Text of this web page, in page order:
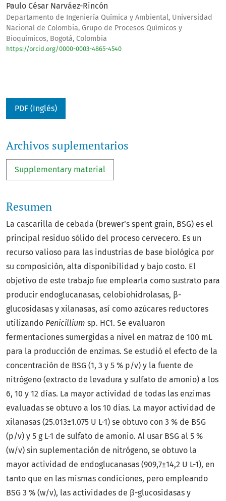
Paulo César Narváez-Rincón
Departamento de Ingeniería Química y Ambiental, Universidad
Nacional de Colombia, Grupo de Procesos Químicos y
Bioquímicos, Bogotá, Colombia
https://orcid.org/0000-0003-4865-4540
PDF (Inglés)
Archivos suplementarios
Supplementary material
Resumen
La cascarilla de cebada (brewer’s spent grain, BSG) es el
principal residuo sólido del proceso cervecero. Es un
recurso valioso para las industrias de base biológica por
su composición, alta disponibilidad y bajo costo. El
objetivo de este trabajo fue emplearla como sustrato para
producir endoglucanasas, celobiohidrolasas, β-
glucosidasas y xilanasas, así como azúcares reductores
utilizando Penicillium sp. HC1. Se evaluaron
fermentaciones sumergidas a nivel en matraz de 100 mL
para la producción de enzimas. Se estudió el efecto de la
concentración de BSG (1, 3 y 5 % p/v) y la fuente de
nitrógeno (extracto de levadura y sulfato de amonio) a los
6, 10 y 12 días. La mayor actividad de todas las enzimas
evaluadas se obtuvo a los 10 días. La mayor actividad de
xilanasas (25.013±1.075 U L-1) se obtuvo con 3 % de BSG
(p/v) y 5 g L-1 de sulfato de amonio. Al usar BSG al 5 %
(w/v) sin suplementación de nitrógeno, se obtuvo la
mayor actividad de endoglucanasas (909,7±14,2 U L-1), en
tanto que en las mismas condiciones, pero empleando
BSG 3 % (w/v), las actividades de β-glucosidasas y